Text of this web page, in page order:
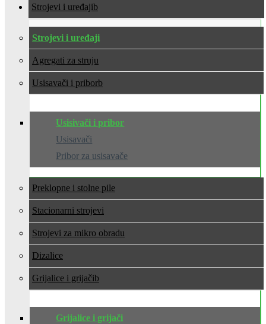
Strojevi i uređaji
Strojevi i uređaji
Agregati za struju
Usisavači i pribor
Usisivači i pribor
Usisavači
Pribor za usisavače
Preklopne i stolne pile
Stacionarni strojevi
Strojevi za mikro obradu
Dizalice
Grijalice i grijači
Grijalice i grijači